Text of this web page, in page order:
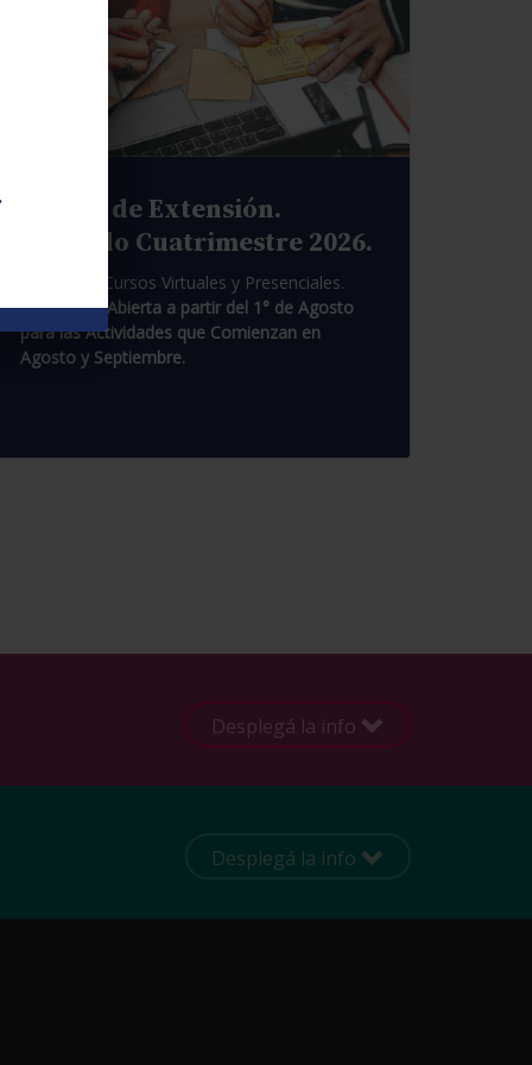
Cursos de Extensión.
Segundo Cuatrimestre 2026.
Pasantías. Cursos Virtuales y Presenciales.
Inscripción Abierta a partir del 1° de Agosto
para las Actividades que Comienzan en
Agosto y Septiembre.
Desplegá la info
Desplegá la info